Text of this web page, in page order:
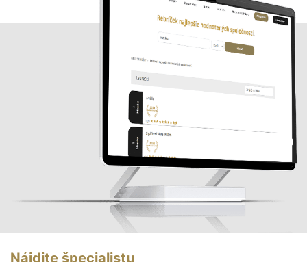
Nájdite špecialistu